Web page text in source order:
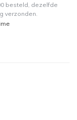
besteld, dezelfde
verzonden.